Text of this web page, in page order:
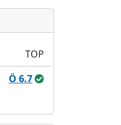
TOP
Ö 6.7